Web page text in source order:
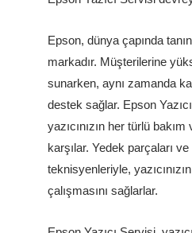
Epson, dünya çapında
markadır. Müşterilerine
sunarken, aynı zamanda
destek sağlar. Epson
yazıcınızın her türlü bakım
karşılar. Yedek parçaları
teknisyenleriyle,
çalışmasını sağlarlar.